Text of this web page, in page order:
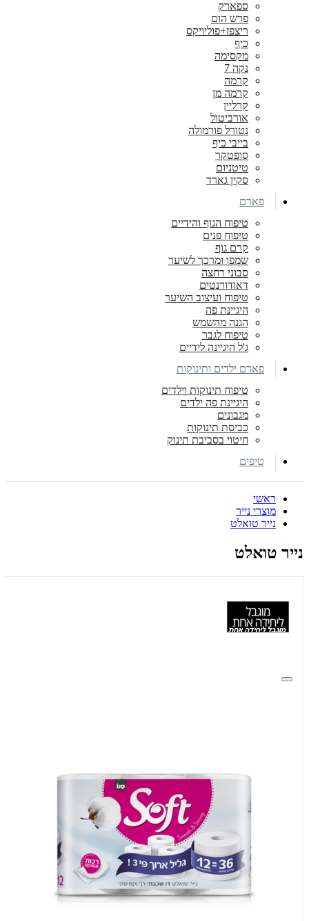
ספארק
פרש הום
ריצפז+פוליויקס
כיף
מקסימה
נקה 7
קרמה
קרמה מן
קרליין
אורביטול
נטורל פורמולה
בייבי כיף
סופטקר
טיטניום
סקין גארד
פארם
טיפוח הגוף והידיים
טיפוח פנים
קרם גוף
שמפו ומרכך לשיער
סבוני רחצה
דאודורנטים
טיפוח ועיצוב השיער
היגיינת פה
הגנה מהשמש
טיפוח לגבר
ג'ל היגיינה לידיים
פארם ילדים ותינוקות
טיפוח תינוקות וילדים
היגיינת פה ילדים
מגבונים
כביסת תינוקות
חיטוי בסביבת תינוק
טיפים
ראשי
מוצרי נייר
נייר טואלט
נייר טואלט